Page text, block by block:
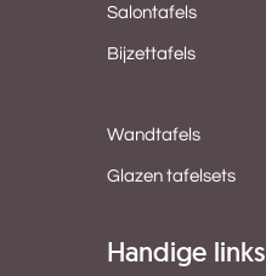
Salontafels
Bijzettafels
Wandtafels
Glazen tafelsets
Handige links